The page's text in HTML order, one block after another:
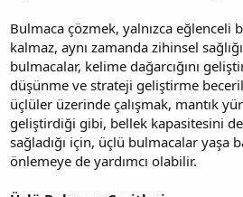
Bulmaca çözmek, yalnızca eğlenceli
kalmaz, aynı zamanda zihinsel
bulmacalar, kelime dağarcığını
düşünme ve strateji geliştirme
üçlüler üzerinde çalışmak, mantık
geliştirdiği gibi, bellek kapasitesini
sağladığı için, üçlü bulmacalar yaşa
önlemeye de yardımcı olabilir.